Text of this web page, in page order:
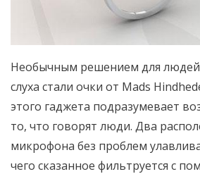
Необычным решением для
слуха стали очки от Mads
этого гаджета подразумевает
то, что говорят люди. Два
микрофона без проблем
чего сказанное фильтруется с